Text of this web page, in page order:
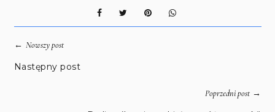
← Nowszy post
Następny post
Poprzedni post→